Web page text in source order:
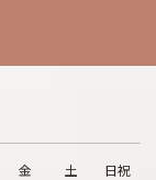
金 土 日祝